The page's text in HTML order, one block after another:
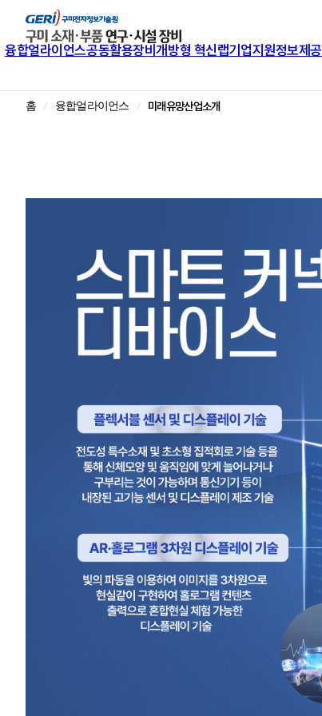
융합얼라이언스공동활용장비개방형 혁신랩기업지원정보제공
홈 융합얼라이언스 미래유망산업소개